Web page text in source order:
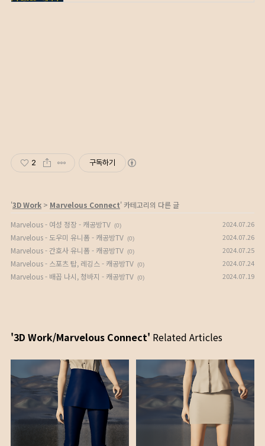
2 구독하기
'3D Work > Marvelous Connect' 카테고리의 다른 글
Marvelous - 여성 정장 - 캐공방TV (0) 2024.07.26
Marvelous - 도우미 유니폼 - 캐공방TV (0) 2024.07.26
Marvelous - 간호사 유니폼 - 캐공방TV (0) 2024.07.25
Marvelous - 스포츠 탑, 레깅스 - 캐공방TV (0) 2024.07.24
Marvelous - 배꼽 나시, 청바지 - 캐공방TV (0) 2024.07.19
'3D Work/Marvelous Connect' Related Articles